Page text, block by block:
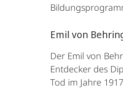
Emil von
Der Emil von
Entdecker des
Tod im Jahre